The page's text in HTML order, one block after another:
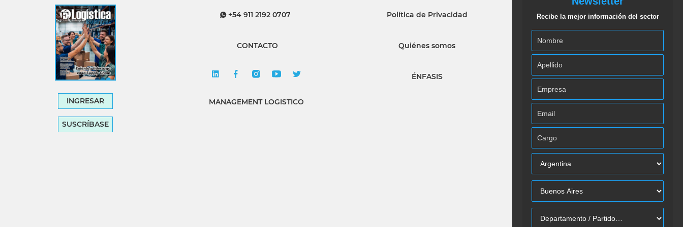
INGRESAR
SUSCRÍBASE
+54 911 2192 0707
CONTACTO
MANAGEMENT LOGISTICO
Política de Privacidad
Quiénes somos
ÉNFASIS
Recibe la mejor información del sector